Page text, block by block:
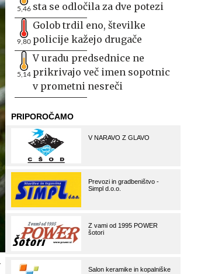
5,46 sta se odločila za dve potezi
9,80
Golob trdil eno, številke
policije kažejo drugače
5,14
V uradu predsednice ne
prikrivajo več imen sopotnic
v prometni nesreči